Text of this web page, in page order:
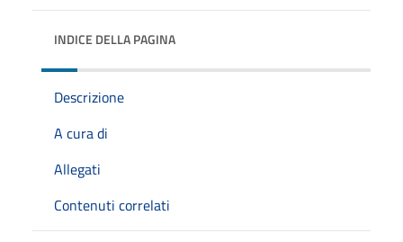
INDICE DELLA PAGINA
Descrizione
A cura di
Allegati
Contenuti correlati